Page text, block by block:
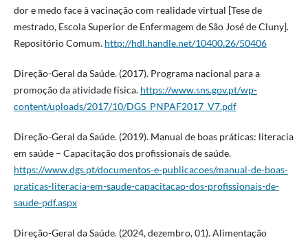
dor e medo face à vacinação com realidade virtual [Tese de
mestrado, Escola Superior de Enfermagem de São José de Cluny].
Repositório Comum. http://hdl.handle.net/10400.26/50406
Direção-Geral da Saúde. (2017). Programa nacional para a
promoção da atividade física. https://www.sns.gov.pt/wp-
content/uploads/2017/10/DGS_PNPAF2017_V7.pdf
Direção-Geral da Saúde. (2019). Manual de boas práticas: literacia
em saúde – Capacitação dos profissionais de saúde.
https://www.dgs.pt/documentos-e-publicacoes/manual-de-boas-
praticas-literacia-em-saude-capacitacao-dos-profissionais-de-
saude-pdf.aspx
Direção-Geral da Saúde. (2024, dezembro, 01). Alimentação